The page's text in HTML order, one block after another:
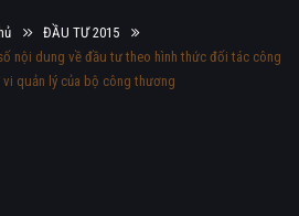
ĐẦU TƯ 2015
nội dung về đầu tư theo hình thức đối tác công
quản lý của bộ công thương